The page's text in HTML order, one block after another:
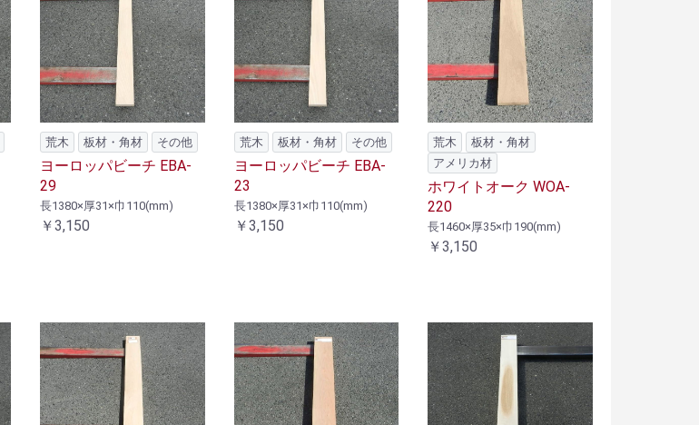
荒木 板材・角材 その他
ヨーロッパビーチ EBA-
29
長1380×厚31×巾110(mm)
￥3,150
荒木 板材・角材 その他
ヨーロッパビーチ EBA-
23
長1380×厚31×巾110(mm)
￥3,150
荒木
板材・角材
アメリカ材
ホワイトオーク WOA-
220
長1460×厚35×巾190(mm)
￥3,150